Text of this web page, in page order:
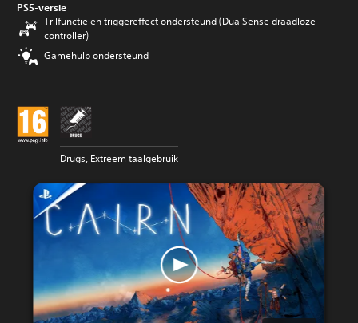
PS5-versie
Trilfunctie en triggereffect ondersteund (DualSense draadloze
controller)
Gamehulp ondersteund
Drugs, Extreem taalgebruik